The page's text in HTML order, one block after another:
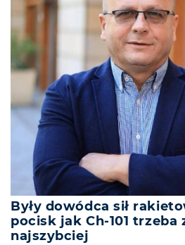
Były dowódca sił
pocisk jak Ch-101
najszybciej